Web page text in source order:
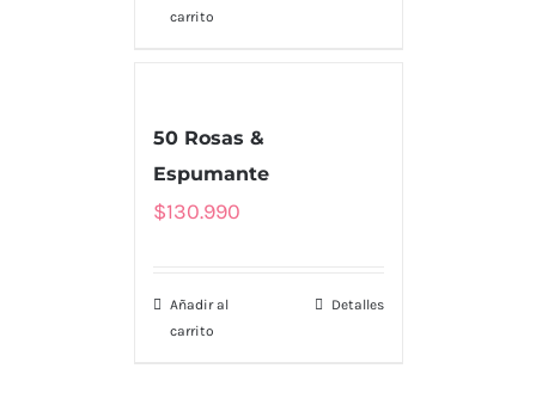
carrito
50 Rosas &
Espumante
$130.990
Añadir al
carrito
Detalles